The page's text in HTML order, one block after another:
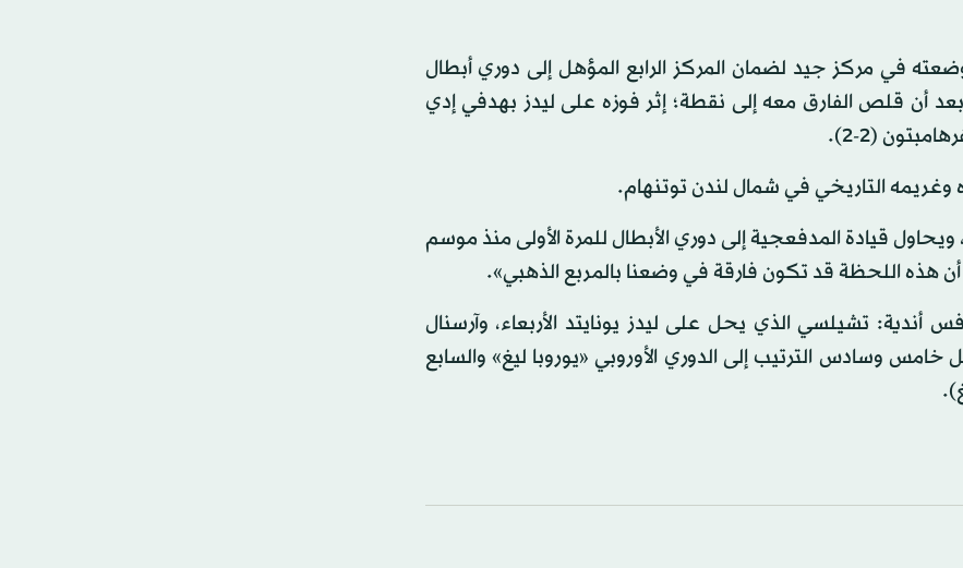
من 4 انتصارات متتالية، وضعته في مركز جيد لضمان المركز الرابع المؤهل إلى دوري أبطال
بعد أن قلص الفارق معه إلى نقطة؛ إثر فوزه على ليدز بهدفي إدي
التاريخي في شمال لندن توتنهام.
مدربه الإسباني ميكل أرتيتا الذي جدد عقده حتى 2025، ويحاول قيادة المدفعجية إلى دوري الأبطال للمرة الأولى منذ موسم
أندية: تشيلسي الذي يحل على ليدز يونايتد الأربعاء، وآرسنال
يتأهل خامس وسادس الترتيب إلى الدوري الأوروبي «يوروبا ليغ» والسابع